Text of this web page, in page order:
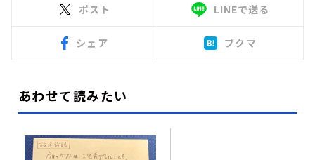
ポスト LINEで送る
シェア ブクマ
あわせて読みたい